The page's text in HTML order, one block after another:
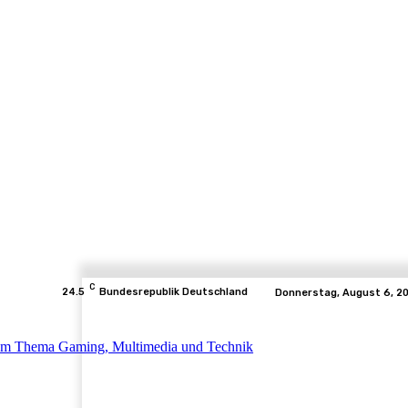
24.5 C Bundesrepublik Deutschland Donnerstag, August 6,